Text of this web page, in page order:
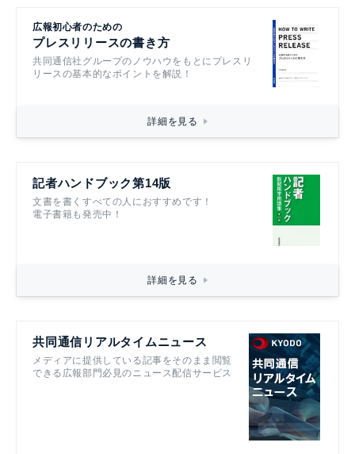
広報初心者のための
プレスリリースの書き方
共同通信社グループのノウハウをもとにプレスリ
リースの基本的なポイントを解説！
詳細を見る
記者ハンドブック第14版
文書を書くすべての人におすすめです！
電子書籍も発売中！
詳細を見る
共同通信リアルタイムニュース
メディアに提供している記事をそのまま閲覧
できる広報部門必見のニュース配信サービス